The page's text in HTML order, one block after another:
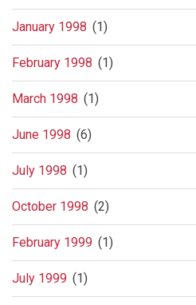
January 1998 (1)
February 1998 (1)
March 1998 (1)
June 1998 (6)
July 1998 (1)
October 1998 (2)
February 1999 (1)
July 1999 (1)